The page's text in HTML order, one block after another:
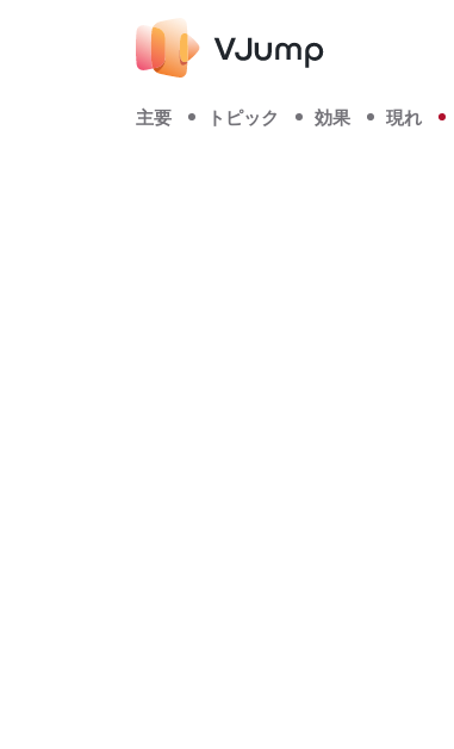
主要 トピック 効果 現れ